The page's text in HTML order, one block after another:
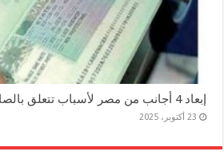
إبعاد 4 أجانب من مصر لأسباب تتعلق بالصالح العام
23 أكتوبر، 2025